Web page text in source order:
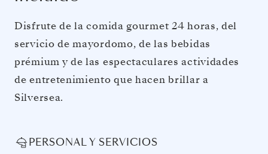
Disfrute de la comida gourmet 24 horas, del
servicio de mayordomo, de las bebidas
prémium y de las espectaculares actividades
de entretenimiento que hacen brillar a
Silversea.
PERSONAL Y SERVICIOS